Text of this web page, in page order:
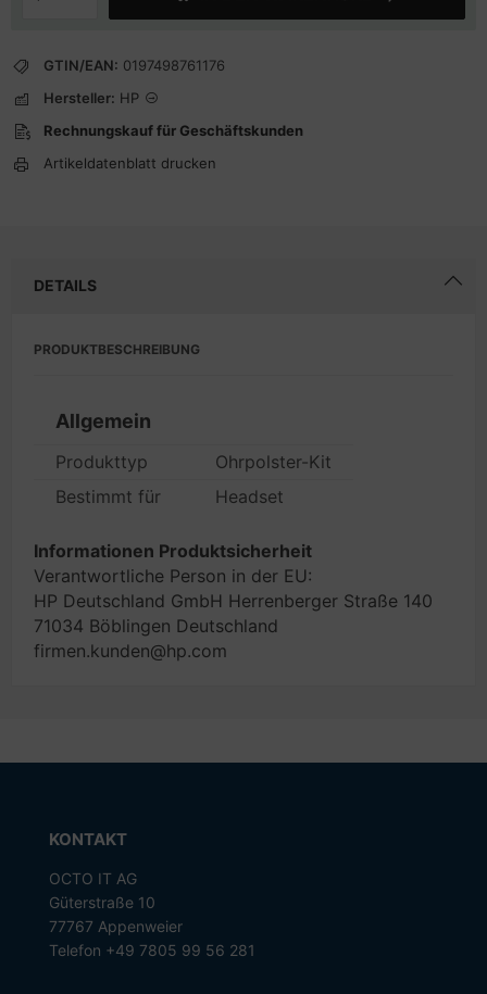
GTIN/EAN: 0197498761176
Hersteller: HP
Rechnungskauf für Geschäftskunden
Artikeldatenblatt drucken
DETAILS
PRODUKTBESCHREIBUNG
Allgemein
Produkttyp
Ohrpolster-Kit
Bestimmt für
Headset
Informationen Produktsicherheit
Verantwortliche Person in der EU:
HP Deutschland GmbH Herrenberger Straße 140
71034 Böblingen Deutschland
firmen.kunden@hp.com
KONTAKT
OCTO IT AG
Güterstraße 10
77767 Appenweier
Telefon +49 7805 99 56 281